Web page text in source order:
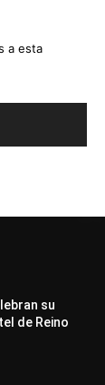
a esta
su
de Reino